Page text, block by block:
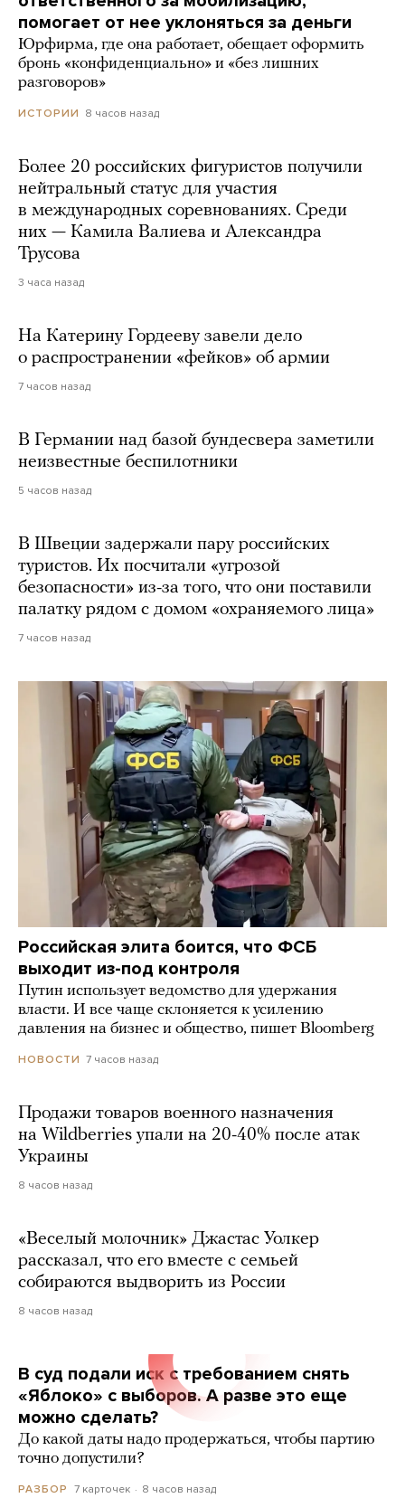
помогает от нее уклоняться за деньги
Юрфирма, где она работает, обещает оформить
бронь «конфиденциально» и «без лишних
разговоров»
ИСТОРИИ 8 часов назад
Более 20 российских фигуристов получили
нейтральный статус для участия
в международных соревнованиях. Среди
них — Камила Валиева и Александра
Трусова
3 часа назад
На Катерину Гордееву завели дело
о распространении «фейков» об армии
7 часов назад
В Германии над базой бундесвера заметили
неизвестные беспилотники
5 часов назад
В Швеции задержали пару российских
туристов. Их посчитали «угрозой
безопасности» из-за того, что они поставили
палатку рядом с домом «охраняемого лица»
7 часов назад
Российская элита боится, что ФСБ
выходит из-под контроля
Путин использует ведомство для удержания
власти. И все чаще склоняется к усилению
давления на бизнес и общество, пишет Bloomberg
НОВОСТИ 7 часов назад
Продажи товаров военного назначения
на Wildberries упали на 20-40% после атак
Украины
8 часов назад
«Веселый молочник» Джастас Уолкер
рассказал, что его вместе с семьей
собираются выдворить из России
8 часов назад
В суд подали иск с требованием снять
«Яблоко» с выборов. А разве это еще
можно сделать?
До какой даты надо продержаться, чтобы партию
точно допустили?
РАЗБОР 7 карточек 8 часов назад